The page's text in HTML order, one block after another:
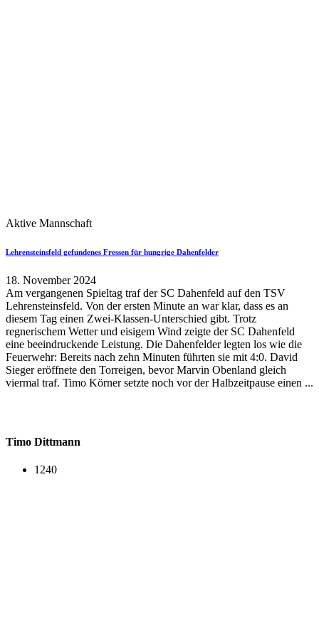
Aktive Mannschaft
Lehrensteinsfeld gefundenes Fressen für hungrige Dahenfelder
18. November 2024
Am vergangenen Spieltag traf der SC Dahenfeld auf den TSV
Lehrensteinsfeld. Von der ersten Minute an war klar, dass es an
diesem Tag einen Zwei-Klassen-Unterschied gibt. Trotz
regnerischem Wetter und eisigem Wind zeigte der SC Dahenfeld
eine beeindruckende Leistung. Die Dahenfelder legten los wie die
Feuerwehr: Bereits nach zehn Minuten führten sie mit 4:0. David
Sieger eröffnete den Torreigen, bevor Marvin Obenland gleich
viermal traf. Timo Körner setzte noch vor der Halbzeitpause einen ...
Timo Dittmann
1240